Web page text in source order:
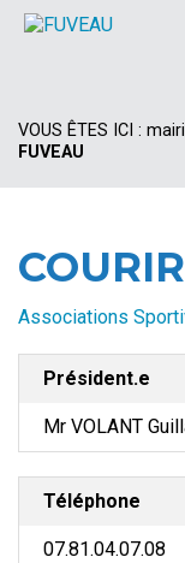
VOUS ÊTES ICI :
FUVEAU
Associations
Président.e
Mr VOLANT
Téléphone
07.81.04.07.08